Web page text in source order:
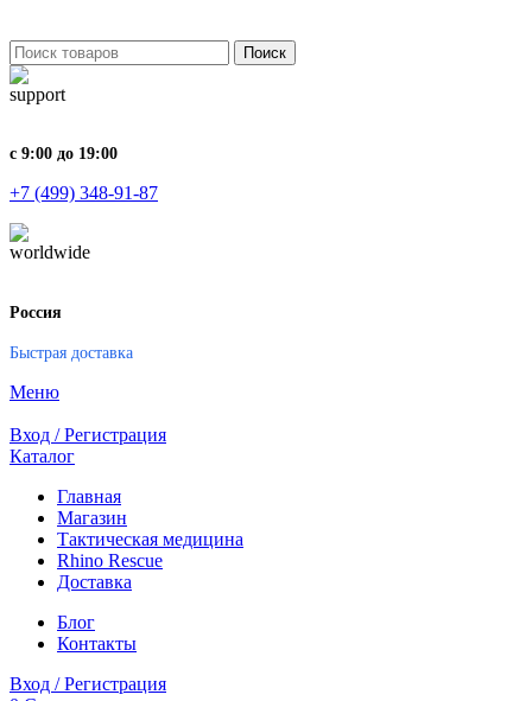
Поиск
с 9:00 до 19:00
+7 (499) 348-91-87
Россия
Быстрая доставка
Меню
Вход / Регистрация
Каталог
Главная
Магазин
Тактическая медицина
Rhino Rescue
Доставка
Блог
Контакты
Вход / Регистрация